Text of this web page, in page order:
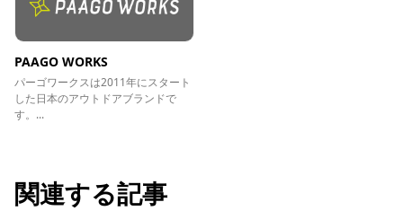
PAAGO WORKS
パーゴワークスは2011年にスタート
した日本のアウトドアブランドで
す。...
関連する記事